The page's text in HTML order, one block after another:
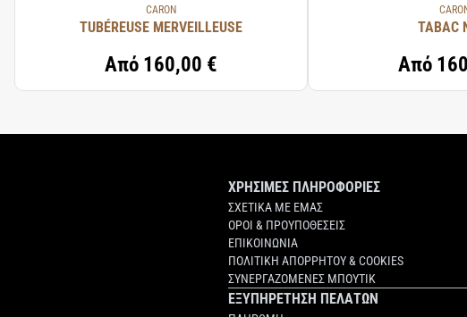
CARON
TUBÉREUSE MERVEILLEUSE
Από 160,00 €
TABAC
Από
ΧΡΗΣΙΜΕΣ ΠΛΗΡΟΦΟΡΙΕΣ
ΣΧΕΤΙΚΑ ΜΕ ΕΜΑΣ
ΟΡΟΙ & ΠΡΟΥΠΟΘΕΣΕΙΣ
ΕΠΙΚΟΙΝΩΝΙΑ
ΠΟΛΙΤΙΚΗ ΑΠΟΡΡΗΤΟΥ & COOKIES
ΣΥΝΕΡΓΑΖΟΜΕΝΕΣ ΜΠΟΥΤΙΚ
ΕΞΥΠΗΡΕΤΗΣΗ ΠΕΛΑΤΩΝ